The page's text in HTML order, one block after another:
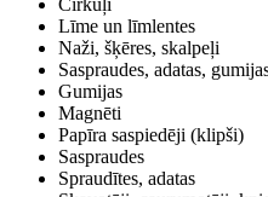
Cirkuļi
Līme un līmlentes
Naži, šķēres, skalpeļi
Saspraudes, adatas,
Gumijas
Magnēti
Papīra saspiedēji (klipši)
Saspraudes
Spraudītes, adatas